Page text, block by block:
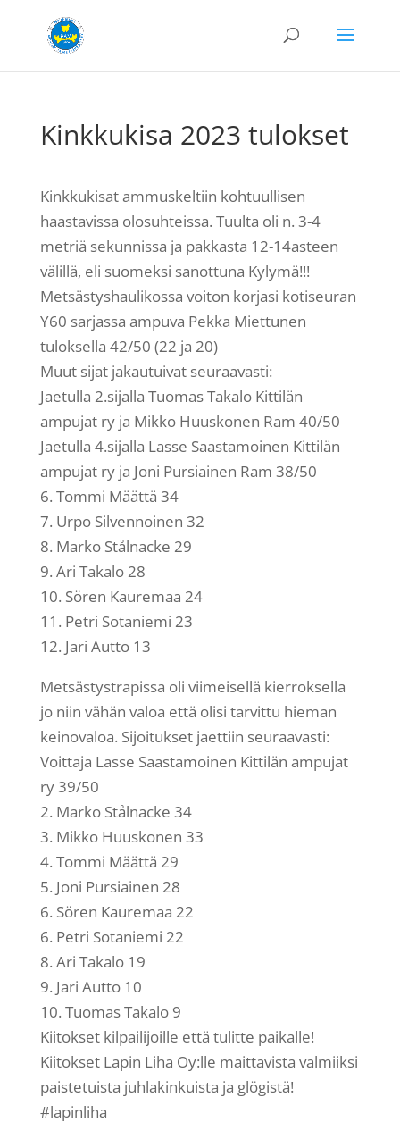
Kinkkukisa 2023 tulokset
Kinkkukisat ammuskeltiin kohtuullisen
haastavissa olosuhteissa. Tuulta oli n. 3-4
metriä sekunnissa ja pakkasta 12-14asteen
välillä, eli suomeksi sanottuna Kylymä!!!
Metsästyshaulikossa voiton korjasi kotiseuran
Y60 sarjassa ampuva Pekka Miettunen
tuloksella 42/50 (22 ja 20)
Muut sijat jakautuivat seuraavasti:
Jaetulla 2.sijalla Tuomas Takalo Kittilän
ampujat ry ja Mikko Huuskonen Ram 40/50
Jaetulla 4.sijalla Lasse Saastamoinen Kittilän
ampujat ry ja Joni Pursiainen Ram 38/50
6. Tommi Määttä 34
7. Urpo Silvennoinen 32
8. Marko Stålnacke 29
9. Ari Takalo 28
10. Sören Kauremaa 24
11. Petri Sotaniemi 23
12. Jari Autto 13
Metsästystrapissa oli viimeisellä kierroksella
jo niin vähän valoa että olisi tarvittu hieman
keinovaloa. Sijoitukset jaettiin seuraavasti:
Voittaja Lasse Saastamoinen Kittilän ampujat
ry 39/50
2. Marko Stålnacke 34
3. Mikko Huuskonen 33
4. Tommi Määttä 29
5. Joni Pursiainen 28
6. Sören Kauremaa 22
6. Petri Sotaniemi 22
8. Ari Takalo 19
9. Jari Autto 10
10. Tuomas Takalo 9
Kiitokset kilpailijoille että tulitte paikalle!
Kiitokset Lapin Liha Oy:lle maittavista valmiiksi
paistetuista juhlakinkuista ja glögistä!
#lapinliha